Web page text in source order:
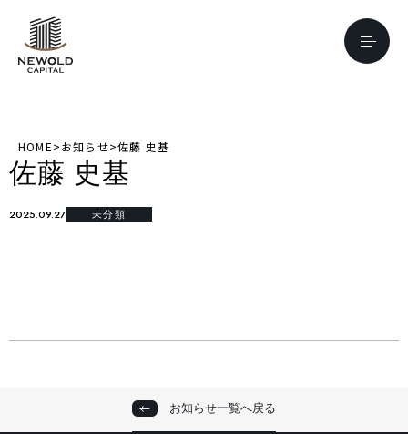
HOME>お知らせ>佐藤 史基
佐藤 史基
2025.09.27 未分類
お知らせ一覧へ戻る